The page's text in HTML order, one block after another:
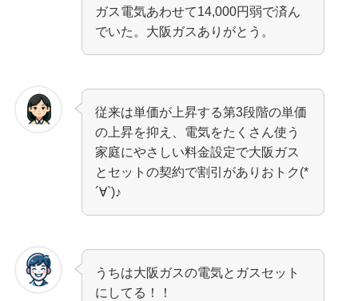
ガス電気あわせて14,000円弱で済ん
でいた。大阪ガスありがとう。
従来は単価が上昇する第3段階の単価
の上昇を抑え、電気をたくさん使う
家庭にやさしい料金設定で大阪ガス
とセットの契約で割引がありおトク(*
´∀`)♪
うちは大阪ガスの電気とガスセット
にしてる！！